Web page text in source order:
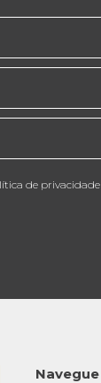
de privacidade
Navegue